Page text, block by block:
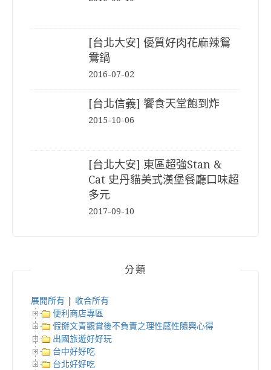
[台北大安] 優質好肉花麻辣鴛
鴦鍋
2016-07-02
[台北信義] 饗食天堂飽到炸
2015-10-06
[台北大安] 東區超強Stan &
Cat 史丹貓美式漢堡餐廳口味超
多元
2017-09-10
分類
展開所有
收合所有
便利商店專區
假掰文青觀賞後不負責之理性感性隨興心得
出國旅遊好好玩
台中好好吃
台北好好吃